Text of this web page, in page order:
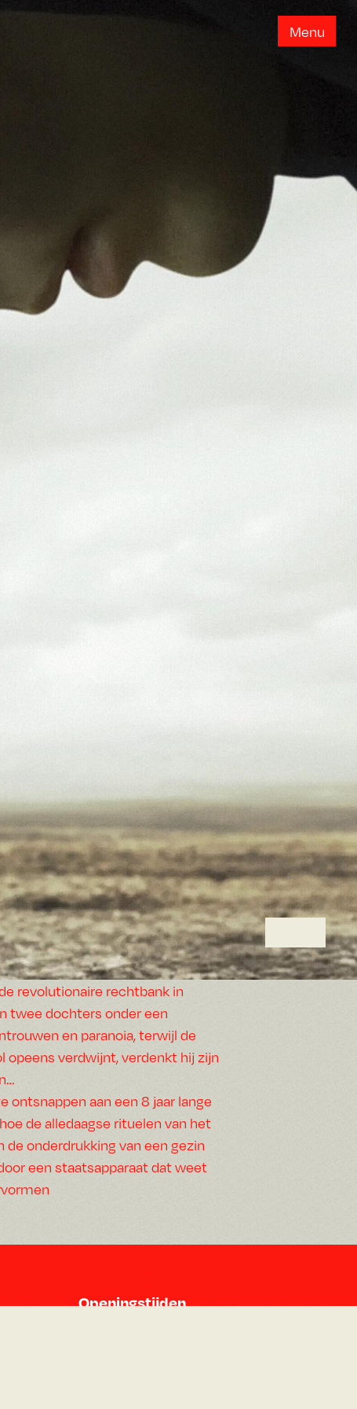
Menu
revolutionaire rechtbank in
twee dochters onder een
en paranoia, terwijl de
opeens verdwijnt, verdenkt hij zijn
ontsnappen aan een 8 jaar lange
de alledaagse rituelen van het
de onderdrukking van een gezin
een staatsapparaat dat weet
Openingstijden